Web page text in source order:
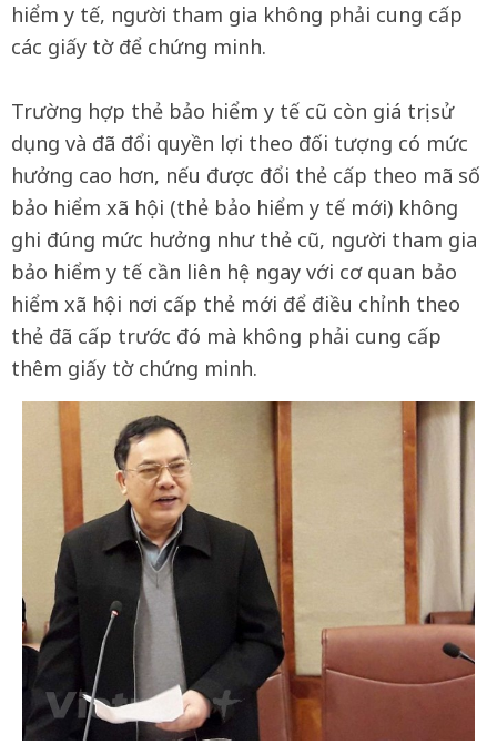
hiểm y tế, người tham gia không phải cung cấp
các giấy tờ để chứng minh.
Trường hợp thẻ bảo hiểm y tế cũ còn giá trị sử
dụng và đã đổi quyền lợi theo đối tượng có mức
hưởng cao hơn, nếu được đổi thẻ cấp theo mã số
bảo hiểm xã hội (thẻ bảo hiểm y tế mới) không
ghi đúng mức hưởng như thẻ cũ, người tham gia
bảo hiểm y tế cần liên hệ ngay với cơ quan bảo
hiểm xã hội nơi cấp thẻ mới để điều chỉnh theo
thẻ đã cấp trước đó mà không phải cung cấp
thêm giấy tờ chứng minh.